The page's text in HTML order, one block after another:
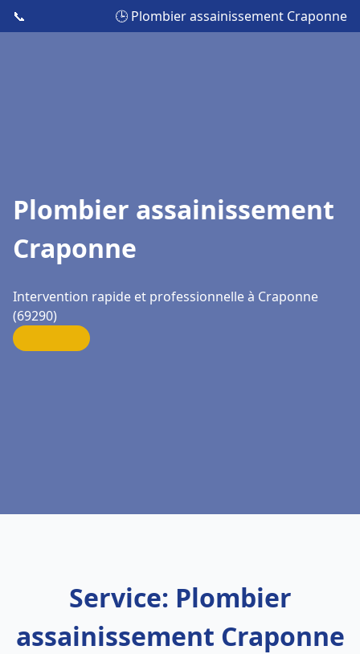
📞 🕒 Plombier assainissement Craponne
Plombier assainissement
Craponne
Intervention rapide et professionnelle à Craponne
(69290)
Service: Plombier
assainissement Craponne